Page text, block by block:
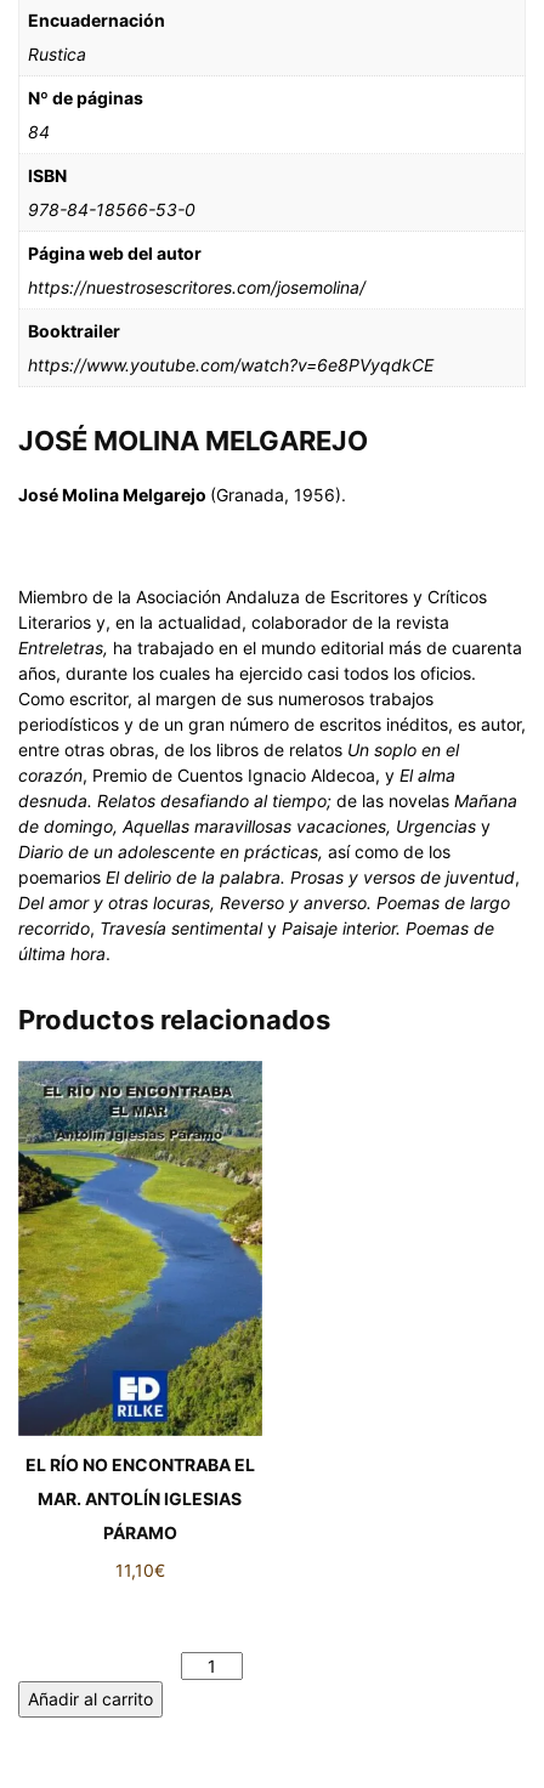
Encuadernación
Rustica
Nº de páginas
84
ISBN
978-84-18566-53-0
Página web del autor
https://nuestrosescritores.com/josemolina/
Booktrailer
https://www.youtube.com/watch?v=6e8PVyqdkCE
JOSÉ MOLINA MELGAREJO
José Molina Melgarejo (Granada, 1956).
Miembro de la Asociación Andaluza de Escritores y Críticos
Literarios y, en la actualidad, colaborador de la revista
Entreletras, ha trabajado en el mundo editorial más de cuarenta
años, durante los cuales ha ejercido casi todos los oficios.
Como escritor, al margen de sus numerosos trabajos
periodísticos y de un gran número de escritos inéditos, es autor,
entre otras obras, de los libros de relatos Un soplo en el
corazón, Premio de Cuentos Ignacio Aldecoa, y El alma
desnuda. Relatos desafiando al tiempo; de las novelas Mañana
de domingo, Aquellas maravillosas vacaciones, Urgencias y
Diario de un adolescente en prácticas, así como de los
poemarios El delirio de la palabra. Prosas y versos de juventud,
Del amor y otras locuras, Reverso y anverso. Poemas de largo
recorrido, Travesía sentimentaly Paisaje interior. Poemas de
última hora.
Productos relacionados
EL RÍO NO ENCONTRABA EL
MAR. ANTOLÍN IGLESIAS
PÁRAMO
11,10€
Añadir al carrito